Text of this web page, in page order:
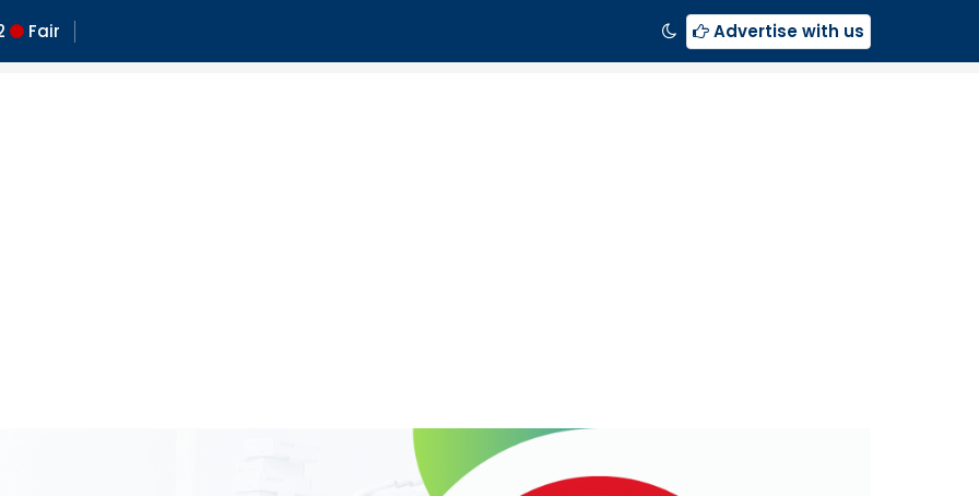
2 Fair Advertise with us